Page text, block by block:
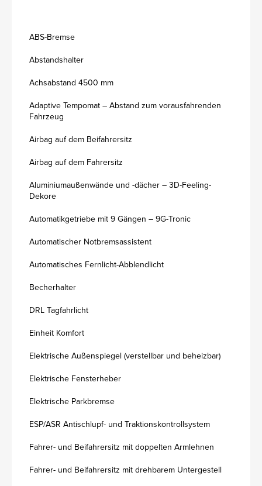
ABS-Bremse
Abstandshalter
Achsabstand 4500 mm
Adaptive Tempomat – Abstand zum vorausfahrenden
Fahrzeug
Airbag auf dem Beifahrersitz
Airbag auf dem Fahrersitz
Aluminiumaußenwände und -dächer – 3D-Feeling-
Dekore
Automatikgetriebe mit 9 Gängen – 9G-Tronic
Automatischer Notbremsassistent
Automatisches Fernlicht-Abblendlicht
Becherhalter
DRL Tagfahrlicht
Einheit Komfort
Elektrische Außenspiegel (verstellbar und beheizbar)
Elektrische Fensterheber
Elektrische Parkbremse
ESP/ASR Antischlupf- und Traktionskontrollsystem
Fahrer- und Beifahrersitz mit doppelten Armlehnen
Fahrer- und Beifahrersitz mit drehbarem Untergestell